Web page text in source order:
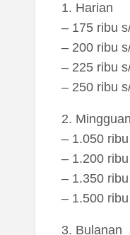
1. Harian
– 175 ribu
– 200 ribu
– 225 ribu
– 250 ribu
2. Mingguan
– 1.050
– 1.200
– 1.350
– 1.500
3. Bulanan